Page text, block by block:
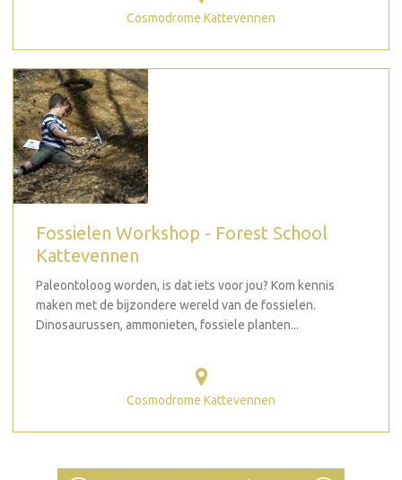
Cosmodrome Kattevennen
Fossielen Workshop - Forest School
Kattevennen
Paleontoloog worden, is dat iets voor jou? Kom kennis
maken met de bijzondere wereld van de fossielen.
Dinosaurussen, ammonieten, fossiele planten...
Cosmodrome Kattevennen